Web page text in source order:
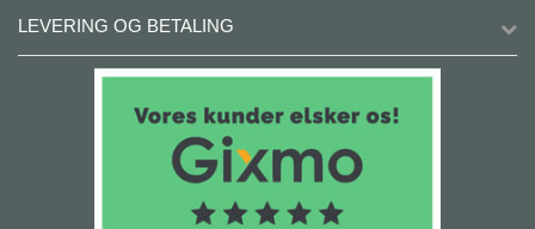
LEVERING OG BETALING